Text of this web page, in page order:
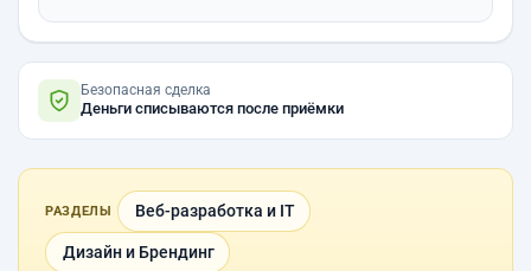
Безопасная сделка
Деньги списываются после приёмки
РАЗДЕЛЫ Веб-разработка и IT
Дизайн и Брендинг